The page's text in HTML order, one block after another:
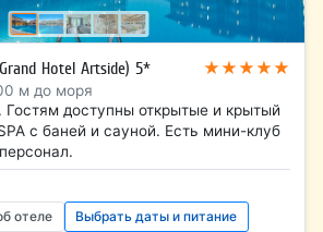
Hotel Artside) 5* ★★★★★
м до моря
доступны открытые и крытый
с баней и сауной. Есть мини-клуб
отеле Выбрать даты и питание